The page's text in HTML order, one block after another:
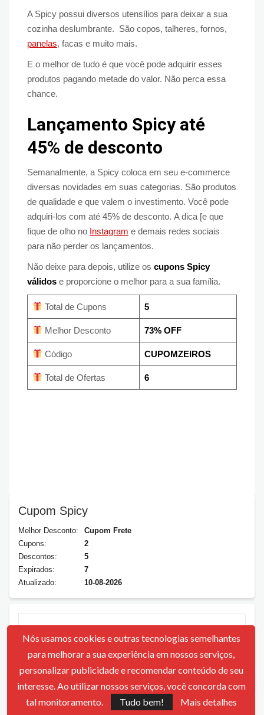
A Spicy possui diversos utensílios para deixar a sua
cozinha deslumbrante. São copos, talheres, fornos,
panelas, facas e muito mais.
E o melhor de tudo é que você pode adquirir esses
produtos pagando metade do valor. Não perca essa
chance.
Lançamento Spicy até
45% de desconto
Semanalmente, a Spicy coloca em seu e-commerce
diversas novidades em suas categorias. São produtos
de qualidade e que valem o investimento. Você pode
adquiri-los com até 45% de desconto. A dica [e que
fique de olho no Instagram e demais redes sociais
para não perder os lançamentos.
Não deixe para depois, utilize os cupons Spicy
válidos e proporcione o melhor para a sua família.
Total de Cupons 5
Melhor Desconto 73% OFF
Código CUPOMZEIROS
Total de Ofertas 6
Cupom Spicy
Melhor Desconto:
Cupom Frete
Cupons:
2
Descontos:
5
Expirados:
7
Atualizado:
10-08-2026
5 1 Voto
Nós usamos cookies e outras tecnologias semelhantes
para melhorar a sua experiência em nossos serviços,
personalizar publicidade e recomendar conteúdo de seu
interesse. Ao utilizar nossos serviços, você concorda com
tal monitoramento.
Tudo bem! Mais detalhes